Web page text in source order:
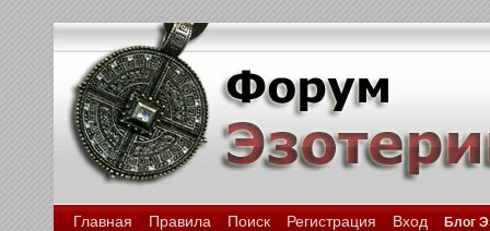
Главная Правила Поиск Регистрация Вход Блог